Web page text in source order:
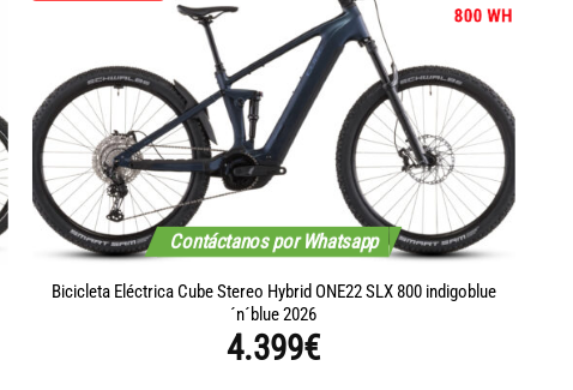
Contáctanos por Whatsapp
Bicicleta Eléctrica Cube Stereo Hybrid ONE22 SLX 800 indigoblue
´n´blue 2026
4.399€